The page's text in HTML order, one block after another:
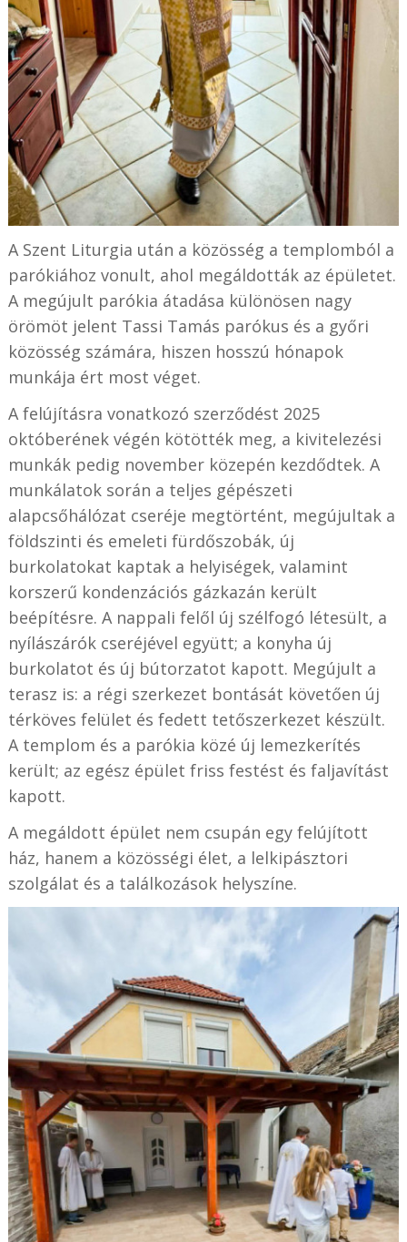
A Szent Liturgia után a közösség a templomból a
parókiához vonult, ahol megáldották az épületet.
A megújult parókia átadása különösen nagy
örömöt jelent Tassi Tamás parókus és a győri
közösség számára, hiszen hosszú hónapok
munkája ért most véget.
A felújításra vonatkozó szerződést 2025
októberének végén kötötték meg, a kivitelezési
munkák pedig november közepén kezdődtek. A
munkálatok során a teljes gépészeti
alapcsőhálózat cseréje megtörtént, megújultak a
földszinti és emeleti fürdőszobák, új
burkolatokat kaptak a helyiségek, valamint
korszerű kondenzációs gázkazán került
beépítésre. A nappali felől új szélfogó létesült, a
nyílászárók cseréjével együtt; a konyha új
burkolatot és új bútorzatot kapott. Megújult a
terasz is: a régi szerkezet bontását követően új
térköves felület és fedett tetőszerkezet készült.
A templom és a parókia közé új lemezkerítés
került; az egész épület friss festést és faljavítást
kapott.
A megáldott épület nem csupán egy felújított
ház, hanem a közösségi élet, a lelkipásztori
szolgálat és a találkozások helyszíne.